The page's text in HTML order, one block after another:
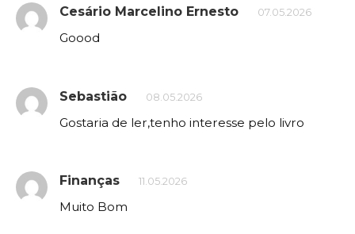
Cesário Marcelino Ernesto 07.05.2026
Goood
Sebastião 08.05.2026
Gostaria de ler,tenho interesse pelo livro
Finanças 11.05.2026
Muito Bom